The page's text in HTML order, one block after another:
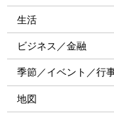
生活
ビジネス／金融
季節／イベント／行
地図